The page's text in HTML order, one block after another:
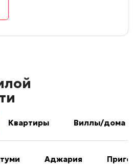
Квартиры Виллы/дома
Аджария